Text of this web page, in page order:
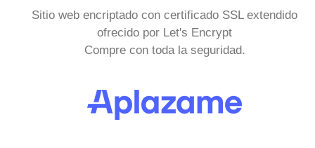
Sitio web encriptado con certificado SSL extendido
ofrecido por Let's Encrypt
Compre con toda la seguridad.